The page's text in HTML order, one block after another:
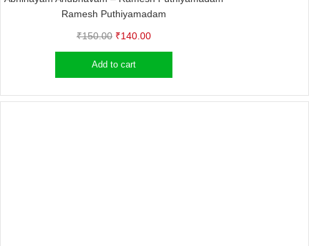
Ramesh Puthiyamadam
₹150.00 Original
price
was:
₹140.00Current
price
Add to cart